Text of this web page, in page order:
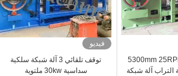
5300mm 25RPM PLC Control
فيديو
توقف تلقائي 3 آلة شبكة سلكية
سداسية 30kw ملتوية